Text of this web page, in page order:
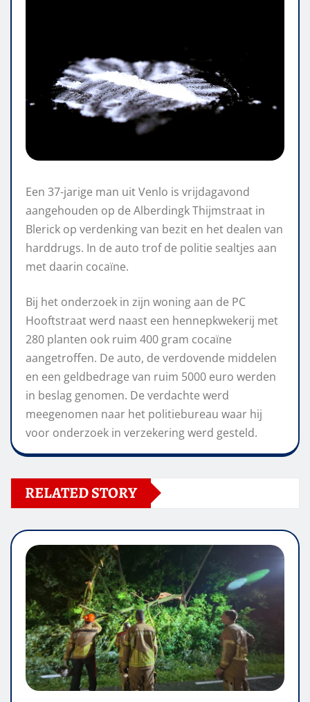
Een 37-jarige man uit Venlo is vrijdagavond
aangehouden op de Alberdingk Thijmstraat in
Blerick op verdenking van bezit en het dealen van
harddrugs. In de auto trof de politie sealtjes aan
met daarin cocaïne.
Bij het onderzoek in zijn woning aan de PC
Hooftstraat werd naast een hennepkwekerij met
280 planten ook ruim 400 gram cocaïne
aangetroffen. De auto, de verdovende middelen
en een geldbedrage van ruim 5000 euro werden
in beslag genomen. De verdachte werd
meegenomen naar het politiebureau waar hij
voor onderzoek in verzekering werd gesteld.
RELATED STORY